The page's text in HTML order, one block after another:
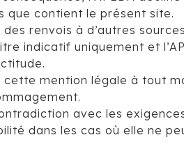
que contient le présent site.
renvois à d’autres sources
indicatif uniquement et
mention légale à tout
avec les
dans les cas où elle ne